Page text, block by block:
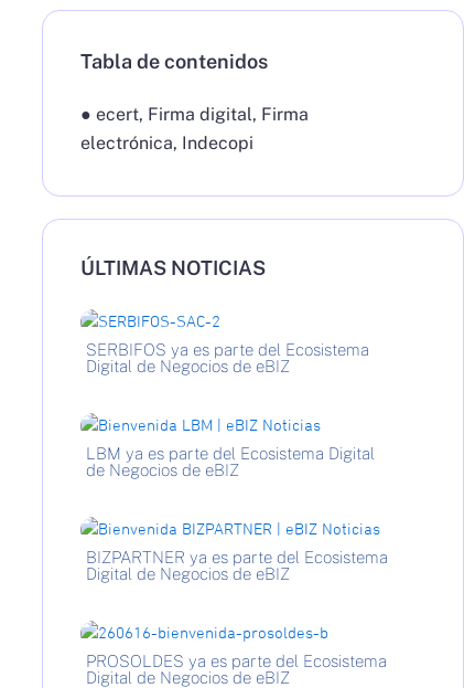
Tabla de contenidos
● ecert, Firma digital, Firma
electrónica, Indecopi
ÚLTIMAS NOTICIAS
SERBIFOS ya es parte del Ecosistema
Digital de Negocios de eBIZ
LBM ya es parte del Ecosistema Digital
de Negocios de eBIZ
BIZPARTNER ya es parte del Ecosistema
Digital de Negocios de eBIZ
PROSOLDES ya es parte del Ecosistema
Digital de Negocios de eBIZ